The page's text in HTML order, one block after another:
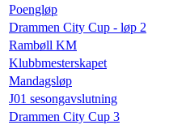
Poengløp
Drammen City Cup - løp 2
Rambøll KM
Klubbmesterskapet
Mandagsløp
J01 sesongavslutning
Drammen City Cup 3